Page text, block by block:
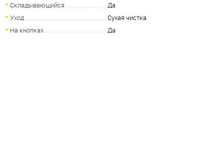
Складывающийся
Да
Уход
Сухая чистка
На кнопках
Да